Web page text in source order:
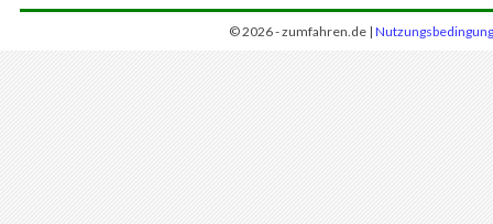
© 2026 - zumfahren.de |